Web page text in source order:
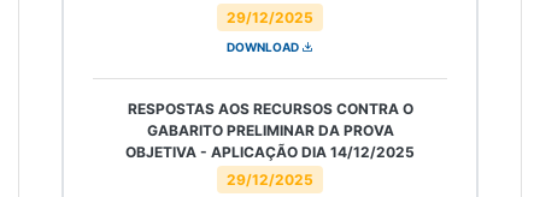
29/12/2025
DOWNLOAD
29/12/2025
RESPOSTAS AOS RECURSOS CONTRA O
GABARITO PRELIMINAR DA PROVA
OBJETIVA - APLICAÇÃO DIA 14/12/2025